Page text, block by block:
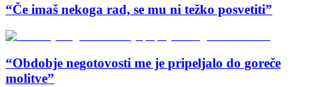
“Če imaš nekoga rad, se mu ni težko posvetiti”
“Obdobje negotovosti me je pripeljalo do goreče
molitve”